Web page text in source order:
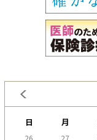
日 月
26 27